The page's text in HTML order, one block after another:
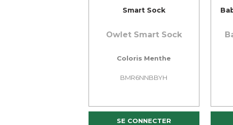
Smart Sock
Owlet Smart Sock
Coloris Menthe
BMR6NNBBYH
SE CONNECTER